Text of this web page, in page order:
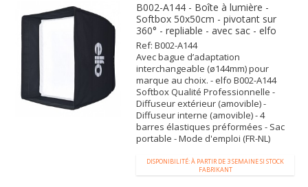
B002-A144 - Boîte à lumière -
Softbox 50x50cm - pivotant sur
360° - repliable - avec sac - elfo
Ref: B002-A144
Avec bague d’adaptation
interchangeable (ø144mm) pour
marque au choix. - elfo B002-A144
Softbox Qualité Professionnelle -
Diffuseur extérieur (amovible) -
Diffuseur interne (amovible) - 4
barres élastiques préformées - Sac
portable - Mode d'emploi (FR-NL)
DISPONIBILITÉ: À PARTIR DE 3 SEMAINE SI STOCK
FABRIKANT